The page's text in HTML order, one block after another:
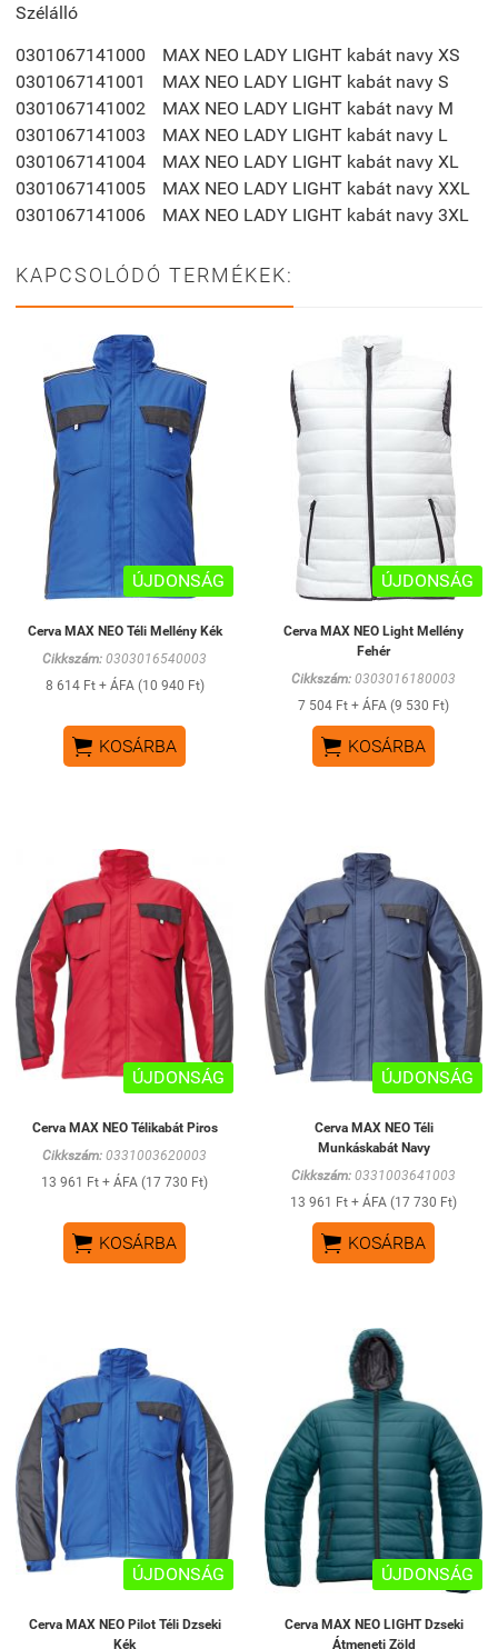
Szélálló
0301067141000
MAX NEO LADY LIGHT kabát navy XS
0301067141001
MAX NEO LADY LIGHT kabát navy S
0301067141002
MAX NEO LADY LIGHT kabát navy M
0301067141003
MAX NEO LADY LIGHT kabát navy L
0301067141004
MAX NEO LADY LIGHT kabát navy XL
0301067141005
MAX NEO LADY LIGHT kabát navy XXL
0301067141006
MAX NEO LADY LIGHT kabát navy 3XL
KAPCSOLÓDÓ TERMÉKEK:
ÚJDONSÁG
Cerva MAX NEO Téli Mellény Kék
Cikkszám: 0303016540003
8 614 Ft + ÁFA (10 940 Ft)
 KOSÁRBA
ÚJDONSÁG
Cerva MAX NEO Light Mellény
Fehér
Cikkszám: 0303016180003
7 504 Ft + ÁFA (9 530 Ft)
 KOSÁRBA
ÚJDONSÁG
Cerva MAX NEO Télikabát Piros
Cikkszám: 0331003620003
13 961 Ft + ÁFA (17 730 Ft)
 KOSÁRBA
ÚJDONSÁG
Cerva MAX NEO Téli
Munkáskabát Navy
Cikkszám: 0331003641003
13 961 Ft + ÁFA (17 730 Ft)
 KOSÁRBA
ÚJDONSÁG
Cerva MAX NEO Pilot Téli Dzseki
Kék
ÚJDONSÁG
Cerva MAX NEO LIGHT Dzseki
Átmeneti Zöld